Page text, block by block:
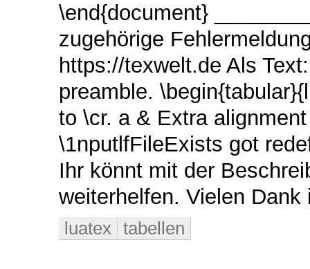
\end{document}
zugehörige
https://texwelt.de Als
preamble.
to \cr. a & Extra
\1nputlfFileExists got
Ihr könnt mit der
weiterhelfen. Vielen Dank
luatex tabellen